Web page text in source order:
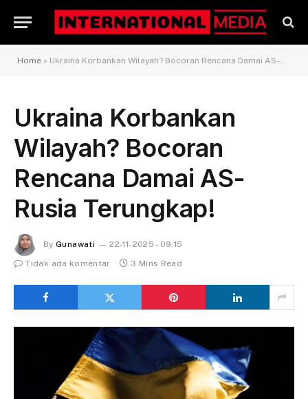
Home » Ukraina Korbankan Wilayah? Bocoran Rencana Damai AS-Rusia Terungkap!
Ukraina Korbankan
Wilayah? Bocoran
Rencana Damai AS-
Rusia Terungkap!
By Gunawati
22-11-2025 - 09.15
Tidak ada komentar
3 Mins Read